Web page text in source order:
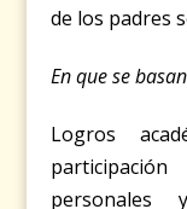
de los padres
En que se
Logros